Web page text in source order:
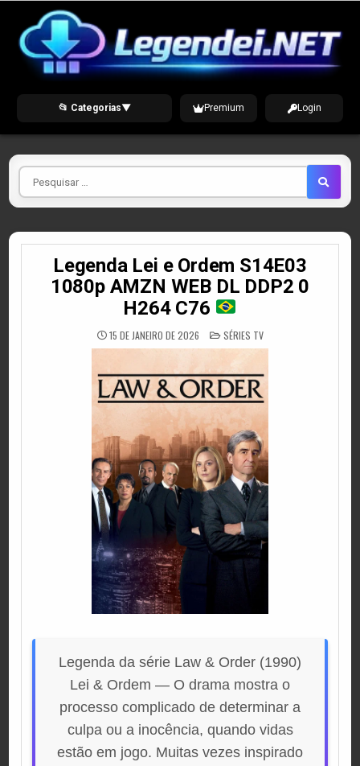
content
📂 Categorias▼ Premium Login
Pesquisar
por
Legenda Lei e Ordem S14E03
1080p AMZN WEB DL DDP2 0
H264 C76
15 DE JANEIRO DE 2026 POSTED
IN
SÉRIES TV
Legenda da série Law & Order (1990)
Lei & Ordem — O drama mostra o
processo complicado de determinar a
culpa ou a inocência, quando vidas
estão em jogo. Muitas vezes inspirado